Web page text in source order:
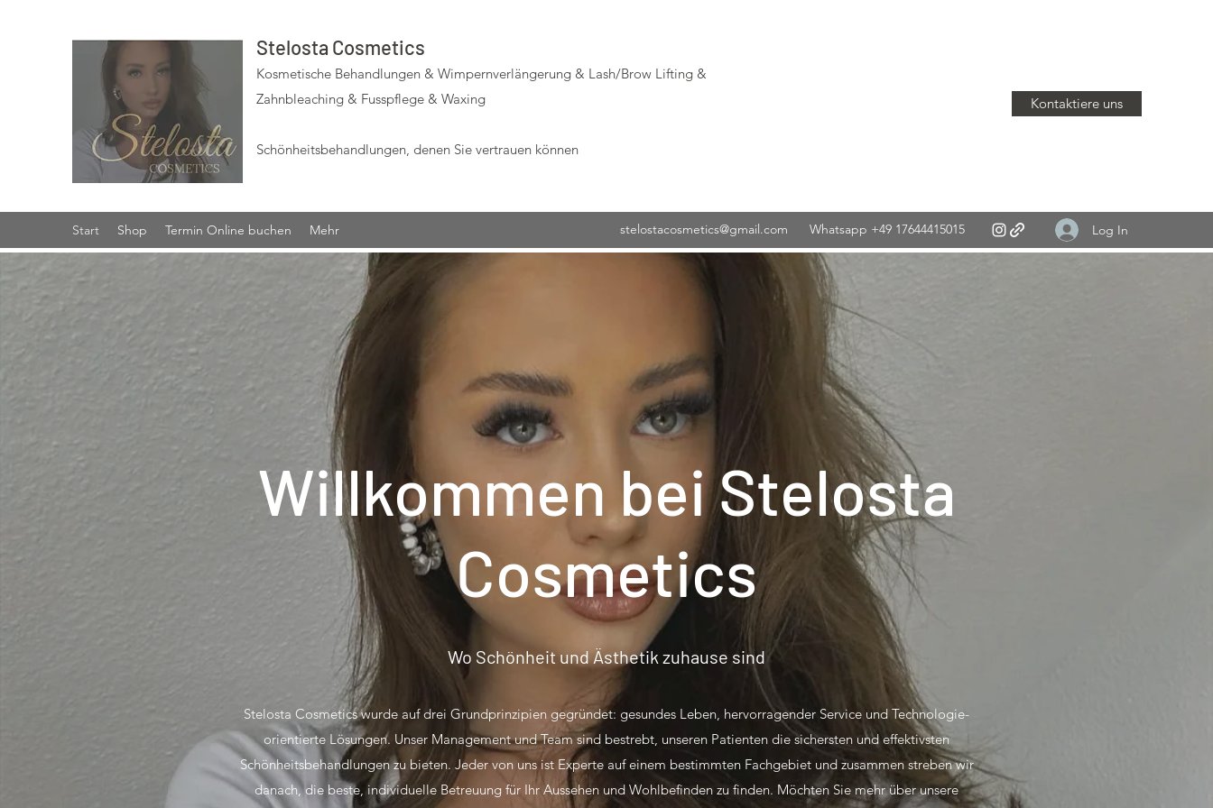
Stelosta Cosmetics
Kosmetische Behandlungen & Wimpernverlängerung & Lash/Brow Lifting &
Zahnbleaching & Fusspflege & Waxing
Schönheitsbehandlungen, denen Sie vertrauen können
Kontaktiere uns
Start Shop Termin Online buchen Mehr stelostacosmetics@gmail.com Whatsapp +49 17644415015 Log In
Willkommen bei Stelosta
Cosmetics
Wo Schönheit und Ästhetik zuhause sind
Stelosta Cosmetics wurde auf drei Grundprinzipien gegründet: gesundes Leben, hervorragender Service und Technologie-
orientierte Lösungen. Unser Management und Team sind bestrebt, unseren Patienten die sichersten und effektivsten
Schönheitsbehandlungen zu bieten. Jeder von uns ist Experte auf einem bestimmten Fachgebiet und zusammen streben wir
danach, die beste, individuelle Betreuung für Ihr Aussehen und Wohlbefinden zu finden. Möchten Sie mehr über unsere